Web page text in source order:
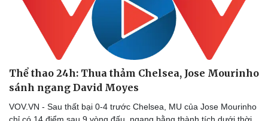
Doanh nghiệp
Công nghệ
Thể thao 24h: Thua thảm Chelsea, Jose Mourinho
sánh ngang David Moyes
VOV.VN - Sau thất bại 0-4 trước Chelsea, MU của Jose Mourinho